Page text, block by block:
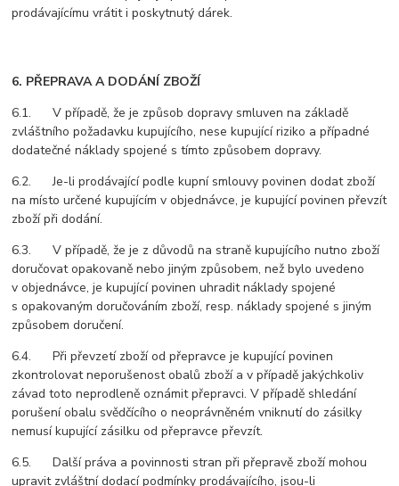
prodávajícímu vrátit i poskytnutý dárek.
6. PŘEPRAVA A DODÁNÍ ZBOŽÍ
6.1. V případě, že je způsob dopravy smluven na základě
zvláštního požadavku kupujícího, nese kupující riziko a případné
dodatečné náklady spojené s tímto způsobem dopravy.
6.2. Je-li prodávající podle kupní smlouvy povinen dodat zboží
na místo určené kupujícím v objednávce, je kupující povinen převzít
zboží při dodání.
6.3. V případě, že je z důvodů na straně kupujícího nutno zboží
doručovat opakovaně nebo jiným způsobem, než bylo uvedeno
v objednávce, je kupující povinen uhradit náklady spojené
s opakovaným doručováním zboží, resp. náklady spojené s jiným
způsobem doručení.
6.4. Při převzetí zboží od přepravce je kupující povinen
zkontrolovat neporušenost obalů zboží a v případě jakýchkoliv
závad toto neprodleně oznámit přepravci. V případě shledání
porušení obalu svědčícího o neoprávněném vniknutí do zásilky
nemusí kupující zásilku od přepravce převzít.
6.5. Další práva a povinnosti stran při přepravě zboží mohou
upravit zvláštní dodací podmínky prodávajícího, jsou-li